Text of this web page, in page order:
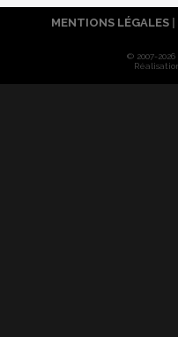
MENTIONS LÉGALES
© 2007-